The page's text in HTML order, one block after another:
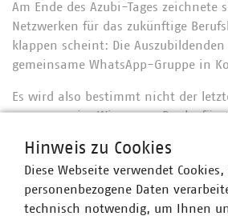
Am Ende des Azubi-Tages zeichnete
Netzwerken für das zukünftige
klappen scheint: Die
gemeinsame WhatsApp-Gruppe in
Es wird also bestimmt nicht der letzte
gewesen sein. Wir sagen: Danke
Hinweis zu Cookies
Diese Webseite verwendet Cookies,
personenbezogene Daten
technisch notwendig, um Ihnen